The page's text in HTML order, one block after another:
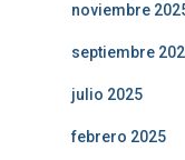
noviembre
septiembre
julio 2025
febrero 2025